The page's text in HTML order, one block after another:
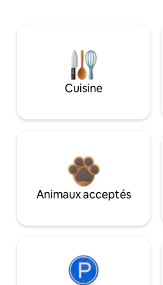
Cuisine
Animaux acceptés